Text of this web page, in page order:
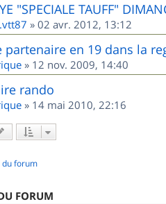
"SPECIALE TAUFF"
» 02 avr. 2012, 13:12
partenaire en 19 dans la
» 12 nov. 2009, 14:40
rando
» 14 mai 2010, 22:16
du forum
FORUM